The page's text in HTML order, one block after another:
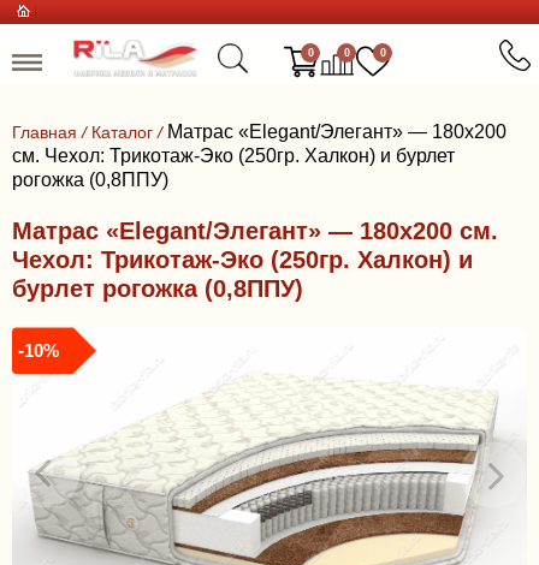
0 0 0
Главная / Каталог / Матрас «Elegant/Элегант» — 180x200
см. Чехол: Трикотаж-Эко (250гр. Халкон) и бурлет
рогожка (0,8ППУ)
Матрас «Elegant/Элегант» — 180x200 см.
Чехол: Трикотаж-Эко (250гр. Халкон) и
бурлет рогожка (0,8ППУ)
-10%